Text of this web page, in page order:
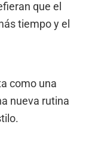
que el
tiempo y el
como una
nueva rutina